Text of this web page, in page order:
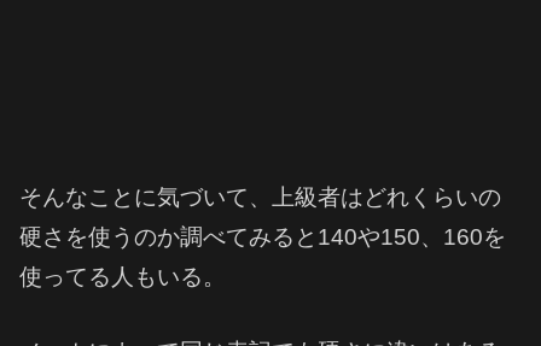
そんなことに気づいて、上級者はどれくらいの
硬さを使うのか調べてみると140や150、160を
使ってる人もいる。